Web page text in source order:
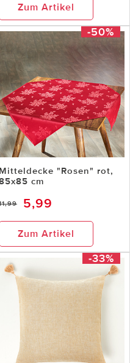
Zum Artikel
-50%
Mitteldecke "Rosen" rot,
cm
5,99
Zum Artikel
-33%